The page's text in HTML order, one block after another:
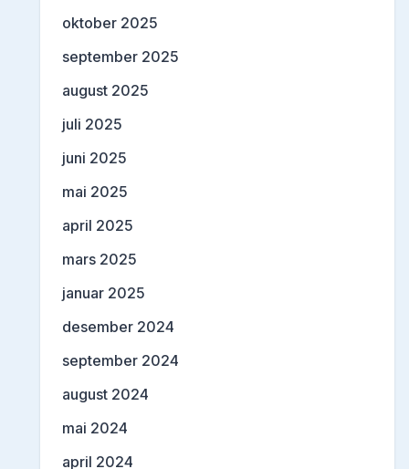
oktober 2025
september 2025
august 2025
juli 2025
juni 2025
mai 2025
april 2025
mars 2025
januar 2025
desember 2024
september 2024
august 2024
mai 2024
april 2024